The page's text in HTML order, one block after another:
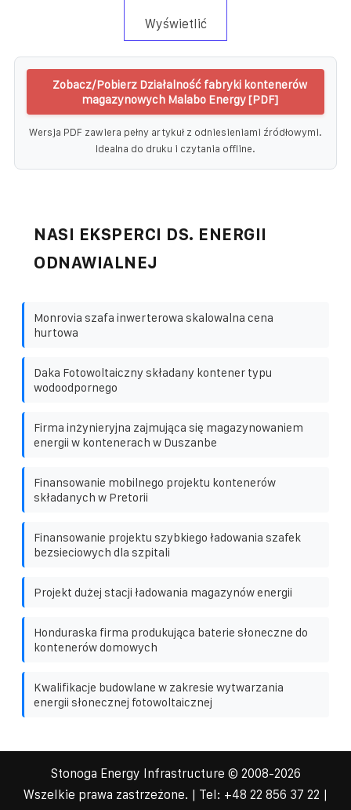
Wyświetlić
Zobacz/Pobierz Działalność fabryki kontenerów
magazynowych Malabo Energy [PDF]
Wersja PDF zawiera pełny artykuł z odniesieniami źródłowymi.
Idealna do druku i czytania offline.
NASI EKSPERCI DS. ENERGII
ODNAWIALNEJ
Monrovia szafa inwerterowa skalowalna cena
hurtowa
Daka Fotowoltaiczny składany kontener typu
wodoodpornego
Firma inżynieryjna zajmująca się magazynowaniem
energii w kontenerach w Duszanbe
Finansowanie mobilnego projektu kontenerów
składanych w Pretorii
Finansowanie projektu szybkiego ładowania szafek
bezsieciowych dla szpitali
Projekt dużej stacji ładowania magazynów energii
Honduraska firma produkująca baterie słoneczne do
kontenerów domowych
Kwalifikacje budowlane w zakresie wytwarzania
energii słonecznej fotowoltaicznej
Stonoga Energy Infrastructure © 2008-2026
Wszelkie prawa zastrzeżone. | Tel: +48 22 856 37 22